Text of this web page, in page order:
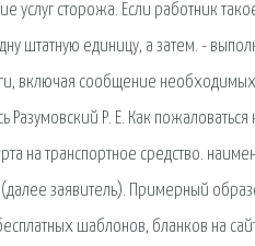
услуг сторожа. Если работник
штатную единицу, а затем. -
включая сообщение
Разумовский Р. Е. Как
на транспортное средство.
заявитель). Примерный
шаблонов, бланков на